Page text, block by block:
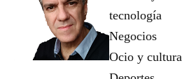
tecnología
Negocios
Ocio y cultura